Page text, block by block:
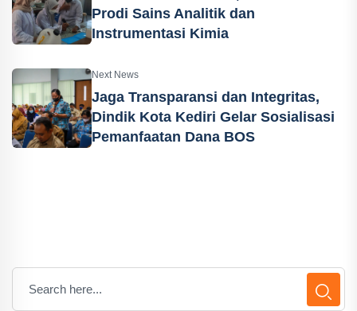
Prodi Sains Analitik dan
Instrumentasi Kimia
Next News
Jaga Transparansi dan Integritas,
Dindik Kota Kediri Gelar Sosialisasi
Pemanfaatan Dana BOS